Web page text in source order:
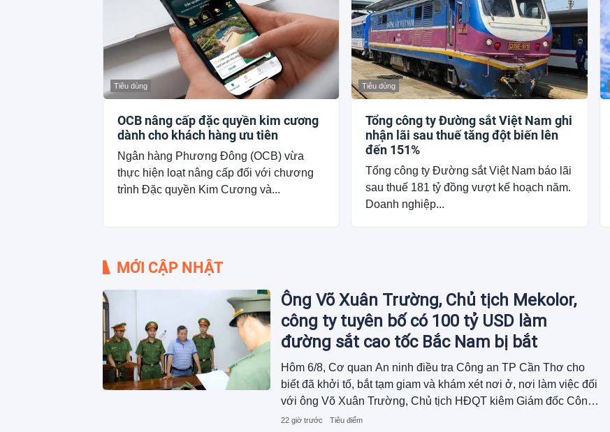
Tiêu dùng
OCB nâng cấp đặc quyền kim cương
dành cho khách hàng ưu tiên
Ngân hàng Phương Đông (OCB) vừa
thực hiện loạt nâng cấp đối với chương
trình Đặc quyền Kim Cương và...
Tiêu dùng
Tổng công ty Đường sắt Việt Nam ghi
nhận lãi sau thuế tăng đột biến lên
đến 151%
Tổng công ty Đường sắt Việt Nam báo lãi
sau thuế 181 tỷ đồng vượt kế hoạch năm.
Doanh nghiệp...
MỚI CẬP NHẬT
Ông Võ Xuân Trường, Chủ tịch Mekolor,
công ty tuyên bố có 100 tỷ USD làm
đường sắt cao tốc Bắc Nam bị bắt
Hôm 6/8, Cơ quan An ninh điều tra Công an TP Cần Thơ cho
biết đã khởi tố, bắt tạm giam và khám xét nơi ở, nơi làm việc đối
với ông Võ Xuân Trường, Chủ tịch HĐQT kiêm Giám đốc Công
ty CP Mekolor.
22 giờ trước Tiêu điểm